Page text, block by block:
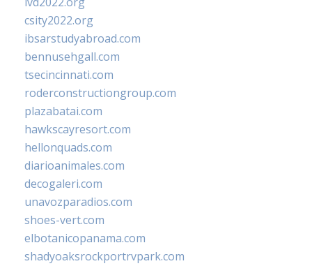
csity2022.org
ibsarstudyabroad.com
bennusehgall.com
tsecincinnati.com
roderconstructiongroup.com
plazabatai.com
hawkscayresort.com
hellonquads.com
diarioanimales.com
decogaleri.com
unavozparadios.com
shoes-vert.com
elbotanicopanama.com
shadyoaksrockportrvpark.com